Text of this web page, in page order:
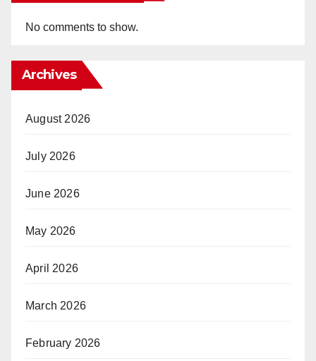
No comments to show.
Archives
August 2026
July 2026
June 2026
May 2026
April 2026
March 2026
February 2026